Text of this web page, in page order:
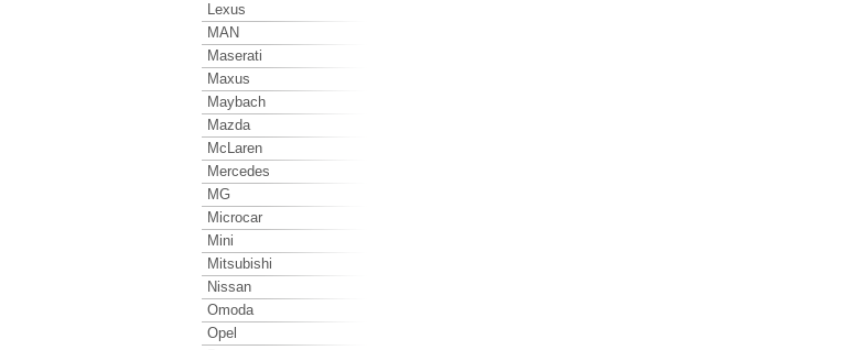
Lexus
MAN
Maserati
Maxus
Maybach
Mazda
McLaren
Mercedes
MG
Microcar
Mini
Mitsubishi
Nissan
Omoda
Opel